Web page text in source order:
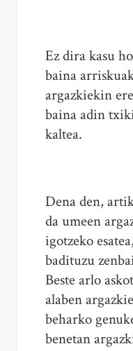
Ez dira kasu
baina
argazkiekin
baina adin
kaltea.
Dena den,
da umeen
igotzeko
badituzu
Beste arlo
alaben
beharko
benetan